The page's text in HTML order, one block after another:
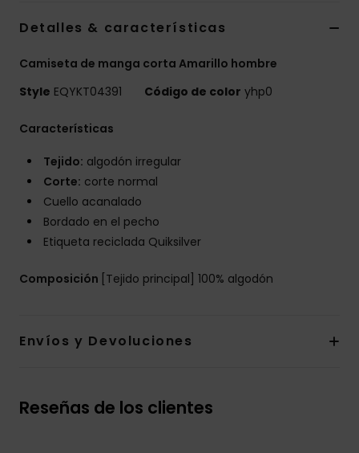
Detalles & características
Camiseta de manga corta Amarillo hombre
Style EQYKT04391 Código de color yhp0
Características
Tejido: algodón irregular
Corte: corte normal
Cuello acanalado
Bordado en el pecho
Etiqueta reciclada Quiksilver
Composición [Tejido principal] 100% algodón
Envíos y Devoluciones
Reseñas de los clientes